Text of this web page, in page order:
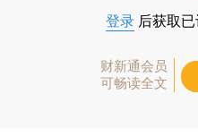
登录 后获取
财新通会员
可畅读全文